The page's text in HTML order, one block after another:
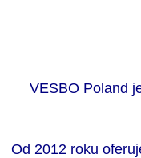
VESBO Poland
Od 2012 roku